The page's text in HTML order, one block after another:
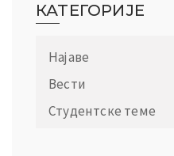
КАТЕГОРИЈЕ
Најаве
Вести
Студентске теме